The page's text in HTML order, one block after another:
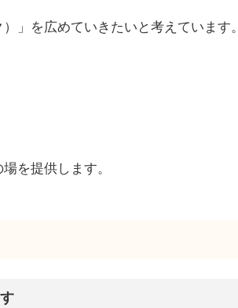
」を広めていきたいと考えています。
を提供します。